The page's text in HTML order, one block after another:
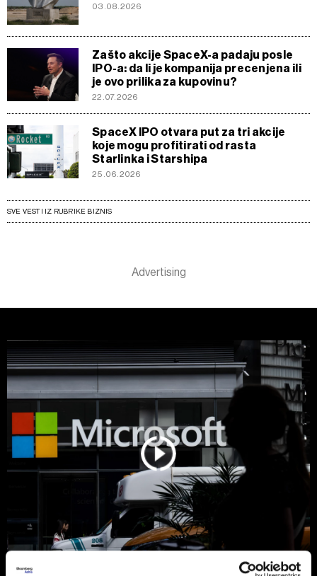
03.08.2026
Zašto akcije SpaceX-a padaju posle
IPO-a: da li je kompanija precenjena ili
je ovo prilika za kupovinu?
22.07.2026
SpaceX IPO otvara put za tri akcije
koje mogu profitirati od rasta
Starlinka i Starshipa
25.06.2026
SVE VESTI IZ RUBRIKE BIZNIS